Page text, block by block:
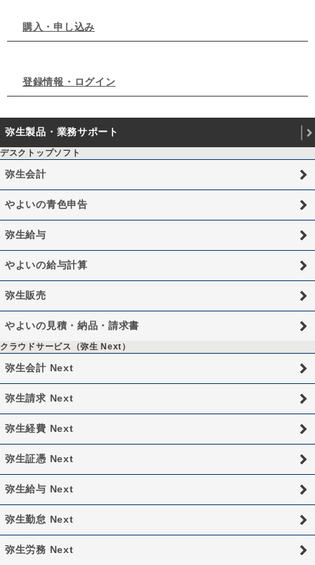
購入・申し込み
登録情報・ログイン
弥生製品・業務サポート
デスクトップソフト
弥生会計
やよいの青色申告
弥生給与
やよいの給与計算
弥生販売
やよいの見積・納品・請求書
クラウドサービス（弥生 Next）
弥生会計 Next
弥生請求 Next
弥生経費 Next
弥生証憑 Next
弥生給与 Next
弥生勤怠 Next
弥生労務 Next